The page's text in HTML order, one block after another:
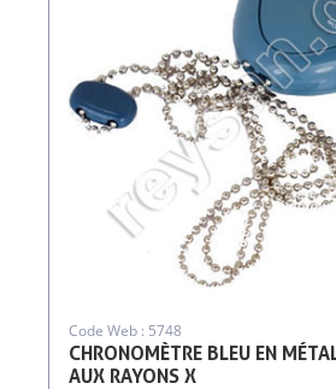
CHRONOMÈTRE BLEU EN
AUX RAYONS X
Code Web : 5748